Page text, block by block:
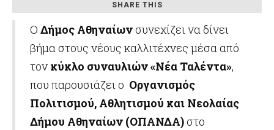
SHARE THIS
Ο Δήμος Αθηναίωνσυνεχίζει να δίνει
βήμα στους νέους καλλιτέχνες μέσα από
τον κύκλο συναυλιών «Νέα Ταλέντα»,
που παρουσιάζει ο Οργανισμός
Πολιτισμού, Αθλητισμού και Νεολαίας
Δήμου Αθηναίων (ΟΠΑΝΔΑ)στο